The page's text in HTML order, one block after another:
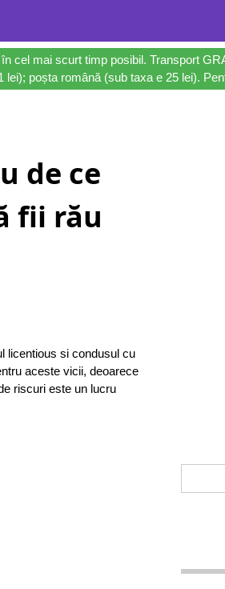
cel mai scurt timp posibil. Transport
poșta română (sub taxa e 25 lei).
de ce
fii rău
licentious si condusul cu
aceste vicii, deoarece
riscuri este un lucru